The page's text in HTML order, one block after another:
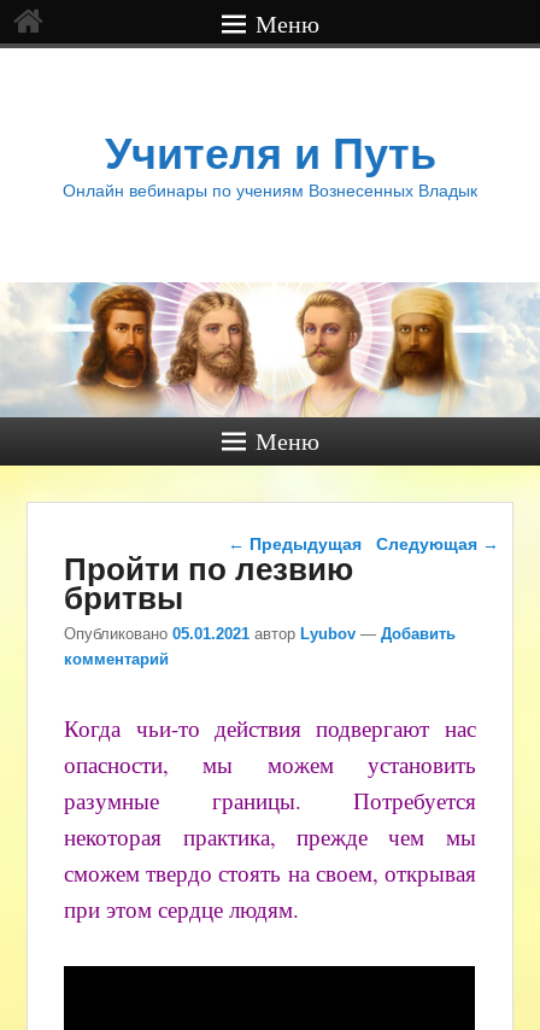
Меню
Учителя и Путь
Онлайн вебинары по учениям Вознесенных Владык
Меню
Навигация по записям
← Предыдущая Следующая →
Пройти по лезвию
бритвы
Опубликовано05.01.2021 авторLyubov —Добавить
комментарий
Когда чьи-то действия подвергают нас
опасности, мы можем установить
разумные границы. Потребуется
некоторая практика, прежде чем мы
сможем твердо стоять на своем, открывая
при этом сердце людям.